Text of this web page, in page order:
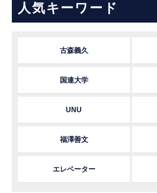
人気キーワード
古森義久
国連大学
UNU
福澤善文
エレベーター